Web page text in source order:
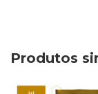
Produtos